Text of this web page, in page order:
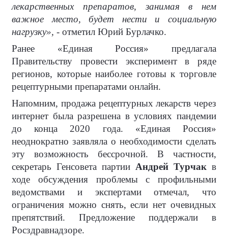
лекарственных препаратов, занимая в нем
важное место, будет нести и социальную
нагрузку», - отметил Юрий Бурлачко.
Ранее «Единая Россия» предлагала
Правительству провести эксперимент в ряде
регионов, которые наиболее готовы к торговле
рецептурными препаратами онлайн.
Напомним, продажа рецептурных лекарств через
интернет была разрешена в условиях пандемии
до конца 2020 года. «Единая Россия»
неоднократно заявляла о необходимости сделать
эту возможность бессрочной. В частности,
секретарь Генсовета партии Андрей Турчак в
ходе обсуждения проблемы с профильными
ведомствами и экспертами отмечал, что
ограничения можно снять, если нет очевидных
препятствий. Предложение поддержали в
Росздравнадзоре.